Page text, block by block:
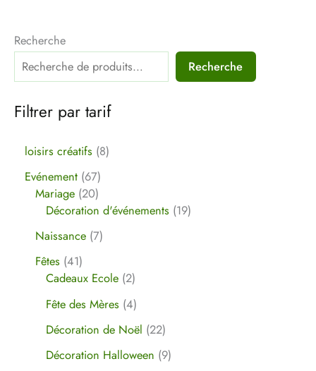
Recherche
Recherche
Filtrer par tarif
loisirs créatifs 8
Evénement 67
Mariage 20
Décoration d'événements 19
Naissance 7
Fêtes 41
Cadeaux Ecole 2
Fête des Mères 4
Décoration de Noël 22
Décoration Halloween 9